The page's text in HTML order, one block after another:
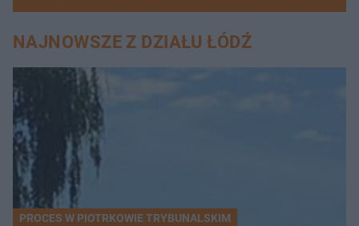
NAJNOWSZE Z DZIAŁU ŁÓDŹ
PROCES W PIOTRKOWIE TRYBUNALSKIM